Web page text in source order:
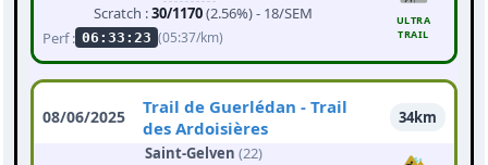
Scratch :30/1170(2.56%) - 18/SEM
Perf : 06:33:23 (05:37/km)
ULTRA
TRAIL
08/06/2025
Trail de Guerlédan - Trail
des Ardoisières
34km
Saint-Gelven (22)